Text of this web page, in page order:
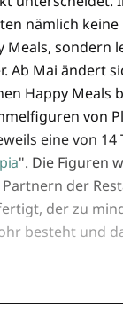
nämlich keine
Meals, sondern
Ab Mai ändert
Happy Meals
von
eine von
". Die Figuren
Partnern der
der zu
besteht und